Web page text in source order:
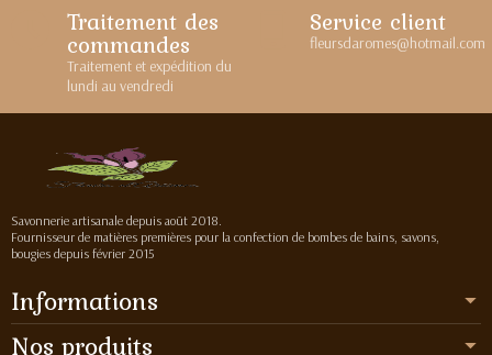
Traitement des
commandes
Traitement et expédition du
lundi au vendredi
Service client
fleursdaromes@hotmail.com
Savonnerie artisanale depuis août 2018.
Fournisseur de matières premières pour la confection de bombes de bains, savons,
bougies depuis février 2015
Informations
Nos produits